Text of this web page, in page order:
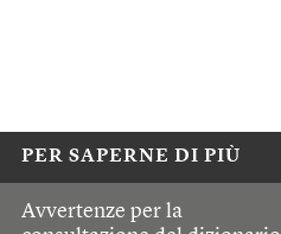
PER SAPERNE DI PIÙ
Avvertenze per la